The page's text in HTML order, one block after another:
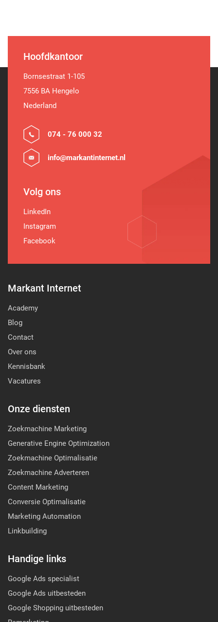
Markant Internet
Academy
Blog
Contact
Over ons
Kennisbank
Vacatures
Onze diensten
Zoekmachine Marketing
Generative Engine Optimization
Zoekmachine Optimalisatie
Zoekmachine Adverteren
Content Marketing
Conversie Optimalisatie
Marketing Automation
Linkbuilding
Handige links
Google Ads specialist
Google Ads uitbesteden
Google Shopping uitbesteden
Hoofdkantoor
Bornsestraat 1-105
7556 BA Hengelo
Nederland
074 - 76 000 32
info@markantinternet.nl
Volg ons
LinkedIn
Instagram
Facebook